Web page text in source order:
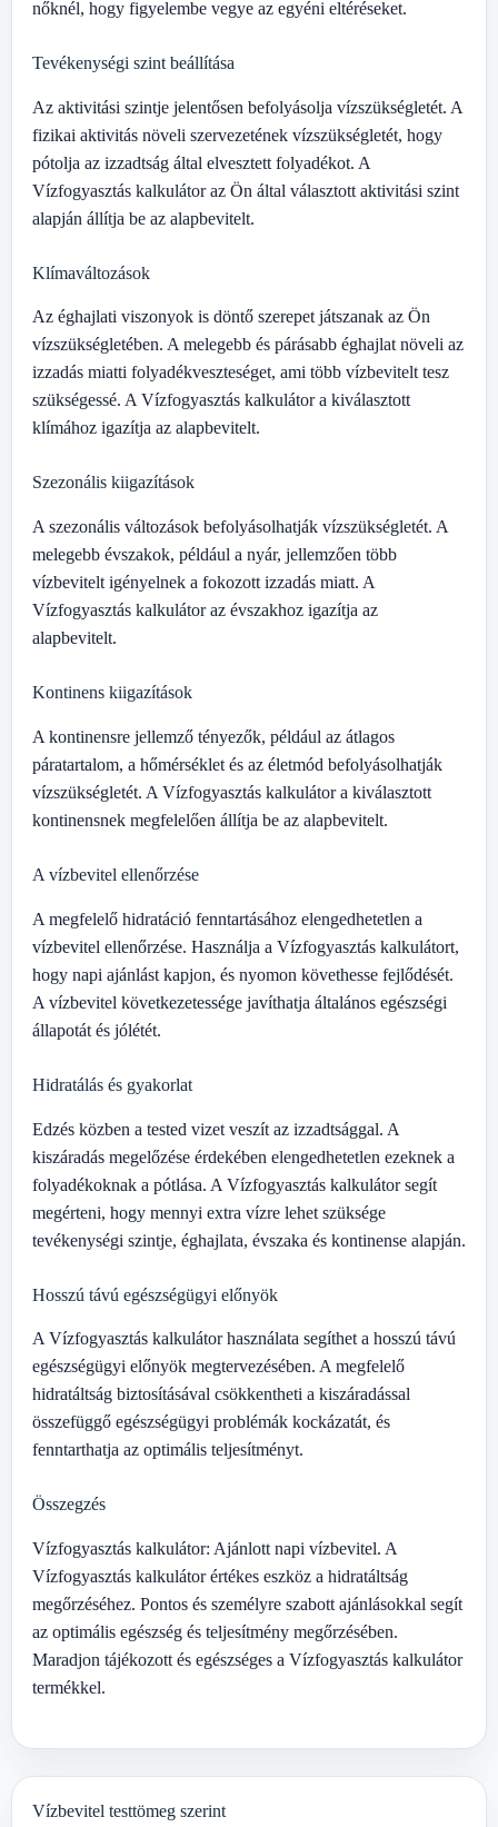
nőknél, hogy figyelembe vegye az egyéni eltéréseket.
Tevékenységi szint beállítása
Az aktivitási szintje jelentősen befolyásolja vízszükségletét. A
fizikai aktivitás növeli szervezetének vízszükségletét, hogy
pótolja az izzadtság által elvesztett folyadékot. A
Vízfogyasztás kalkulátor az Ön által választott aktivitási szint
alapján állítja be az alapbevitelt.
Klímaváltozások
Az éghajlati viszonyok is döntő szerepet játszanak az Ön
vízszükségletében. A melegebb és párásabb éghajlat növeli az
izzadás miatti folyadékveszteséget, ami több vízbevitelt tesz
szükségessé. A Vízfogyasztás kalkulátor a kiválasztott
klímához igazítja az alapbevitelt.
Szezonális kiigazítások
A szezonális változások befolyásolhatják vízszükségletét. A
melegebb évszakok, például a nyár, jellemzően több
vízbevitelt igényelnek a fokozott izzadás miatt. A
Vízfogyasztás kalkulátor az évszakhoz igazítja az
alapbevitelt.
Kontinens kiigazítások
A kontinensre jellemző tényezők, például az átlagos
páratartalom, a hőmérséklet és az életmód befolyásolhatják
vízszükségletét. A Vízfogyasztás kalkulátor a kiválasztott
kontinensnek megfelelően állítja be az alapbevitelt.
A vízbevitel ellenőrzése
A megfelelő hidratáció fenntartásához elengedhetetlen a
vízbevitel ellenőrzése. Használja a Vízfogyasztás kalkulátort,
hogy napi ajánlást kapjon, és nyomon követhesse fejlődését.
A vízbevitel következetessége javíthatja általános egészségi
állapotát és jólétét.
Hidratálás és gyakorlat
Edzés közben a tested vizet veszít az izzadtsággal. A
kiszáradás megelőzése érdekében elengedhetetlen ezeknek a
folyadékoknak a pótlása. A Vízfogyasztás kalkulátor segít
megérteni, hogy mennyi extra vízre lehet szüksége
tevékenységi szintje, éghajlata, évszaka és kontinense alapján.
Hosszú távú egészségügyi előnyök
A Vízfogyasztás kalkulátor használata segíthet a hosszú távú
egészségügyi előnyök megtervezésében. A megfelelő
hidratáltság biztosításával csökkentheti a kiszáradással
összefüggő egészségügyi problémák kockázatát, és
fenntarthatja az optimális teljesítményt.
Összegzés
Vízfogyasztás kalkulátor: Ajánlott napi vízbevitel. A
Vízfogyasztás kalkulátor értékes eszköz a hidratáltság
megőrzéséhez. Pontos és személyre szabott ajánlásokkal segít
az optimális egészség és teljesítmény megőrzésében.
Maradjon tájékozott és egészséges a Vízfogyasztás kalkulátor
termékkel.
Vízbevitel testtömeg szerint